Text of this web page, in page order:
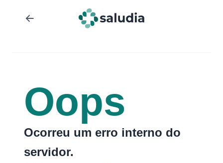
Oops
Ocorreu um erro interno do
servidor.